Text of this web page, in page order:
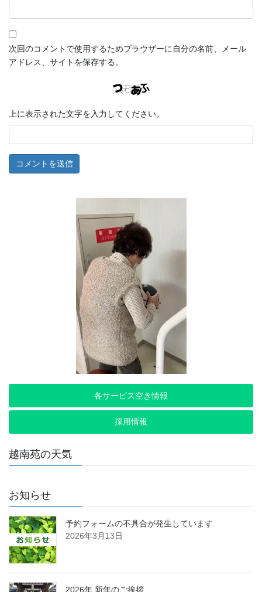
次回のコメントで使用するためブラウザーに自分の名前、メール
アドレス、サイトを保存する。
上に表示された文字を入力してください。
各サービス空き情報
採用情報
越南苑の天気
お知らせ
予約フォームの不具合が発生しています
2026年3月13日
2026年 新年のご挨拶